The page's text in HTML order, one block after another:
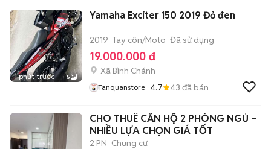
1 phút trước 5
Yamaha Exciter 150 2019 Đỏ đen
2019 Tay côn/Moto Đã sử dụng
19.000.000 đ
Xã Bình Chánh
Tanquanstore 4.7 43 đã bán
CHO THUÊ CĂN HỘ 2 PHÒNG NGỦ –
NHIỀU LỰA CHỌN GIÁ TỐT
2 PN Chung cư